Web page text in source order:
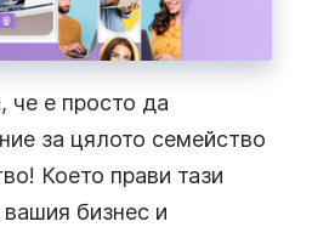
е просто да
за цялото семейство
Което прави тази
бизнес и